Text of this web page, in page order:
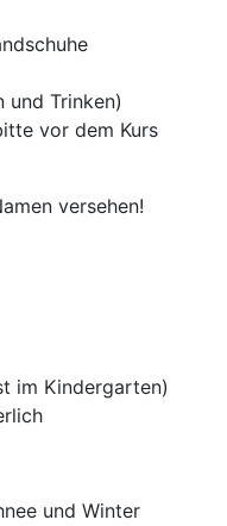
und Trinken)
vor dem Kurs
versehen!
im Kindergarten)
und Winter